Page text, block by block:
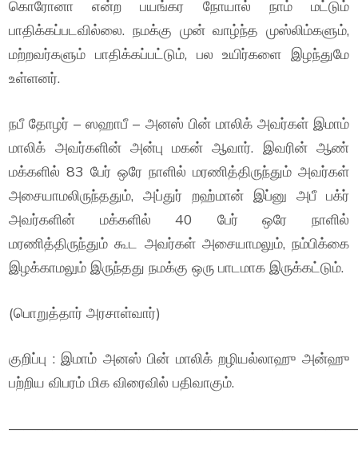
கொரோனா என்ற பயங்கர நோயால் நாம் மட்டும்
பாதிக்கப்படவில்லை. நமக்கு முன் வாழ்ந்த முஸ்லிம்களும்,
மற்றவர்களும் பாதிக்கப்பட்டும், பல உயிர்களை இழந்துமே
உள்ளனர்.
நபீ தோழர் – ஸஹாபீ – அனஸ் பின் மாலிக் அவர்கள் இமாம்
மாலிக் அவர்களின் அன்பு மகன் ஆவார். இவரின் ஆண்
மக்களில் 83 பேர் ஒரே நாளில் மரணித்திருந்தும் அவர்கள்
அசையாமலிருந்ததும், அப்துர் றஹ்மான் இப்னு அபீ பக்ர்
அவர்களின் மக்களில் 40 பேர் ஒரே நாளில்
மரணித்திருந்தும் கூட அவர்கள் அசையாமலும், நம்பிக்கை
இழக்காமலும் இருந்தது நமக்கு ஒரு பாடமாக இருக்கட்டும்.
(பொறுத்தார் அரசாள்வார்)
குறிப்பு : இமாம் அனஸ் பின் மாலிக் றழியல்லாஹு அன்ஹு
பற்றிய விபரம் மிக விரைவில் பதிவாகும்.